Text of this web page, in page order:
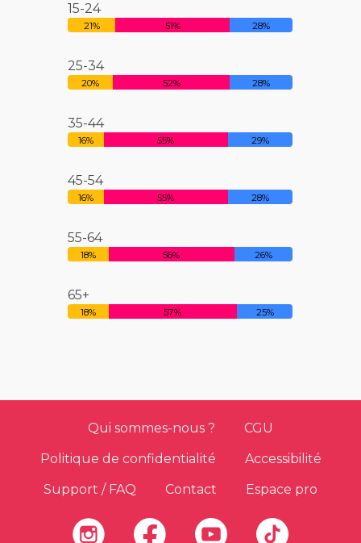
15-24
21% 51% 28%
25-34
20% 52% 28%
35-44
16% 55% 29%
45-54
16% 55% 28%
55-64
18% 56% 26%
65+
18% 57% 25%
Qui sommes-nous ?
CGU
Politique de confidentialité
Accessibilité
Support / FAQ
Contact Espace pro